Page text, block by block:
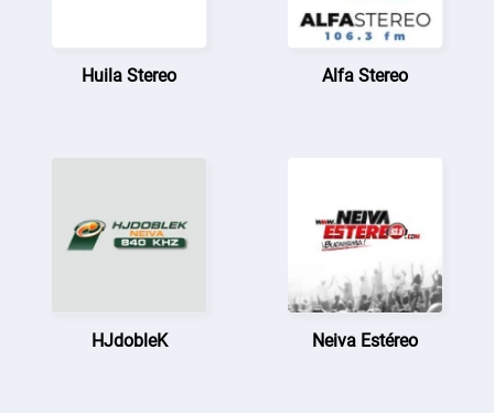
Huila Stereo Alfa Stereo
HJdobleK Neiva Estéreo